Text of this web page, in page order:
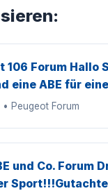
106 Forum Hallo
eine ABE für
• Peugeot Forum
und Co. Forum